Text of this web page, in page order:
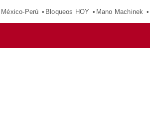
México-Perú Bloqueos HOY Mano Machinek